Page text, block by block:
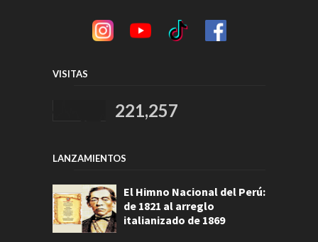
VISITAS
221,257
LANZAMIENTOS
El Himno Nacional del Perú:
de 1821 al arreglo
italianizado de 1869